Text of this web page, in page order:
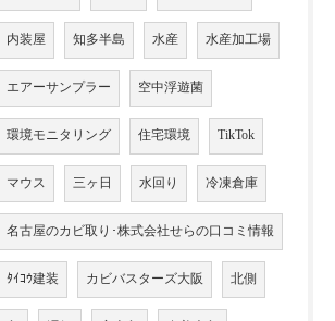
内装屋 知多半島 水産 水産加工場
エアーサンプラー 空中浮遊菌
環境モニタリング 住宅環境 TikTok
マウス 三ヶ日 水回り 冷凍倉庫
名古屋のカビ取り･株式会社せらの口コミ情報
ﾀｲｺｳ建装 カビバスターズ大阪 北側